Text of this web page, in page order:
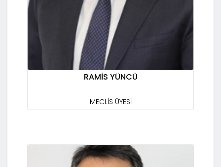
RAMİS YÜNCÜ
MECLİS ÜYESİ